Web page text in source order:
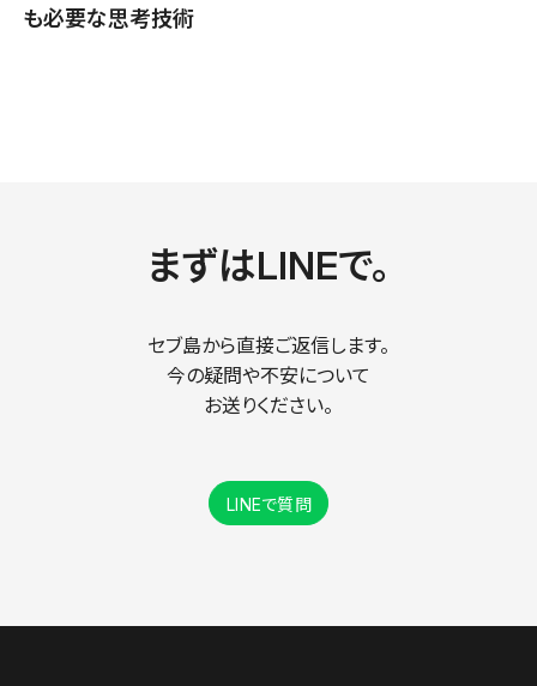
も必要な思考技術
まずはLINEで。
セブ島から直接ご返信します。
今の疑問や不安について
お送りください。
LINEで質問